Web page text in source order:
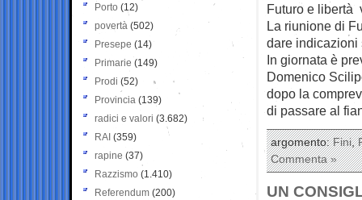
Futuro e libertà
La riunione di
dare indicazioni
In giornata è
Domenico
dopo la
di passare al
argomento:Fini,
Commenta »
UN
Porto (12)
povertà (502)
Presepe (14)
Primarie (149)
Prodi (52)
Provincia (139)
radici e valori (3.682)
RAI (359)
rapine (37)
Razzismo (1.410)
Referendum (200)